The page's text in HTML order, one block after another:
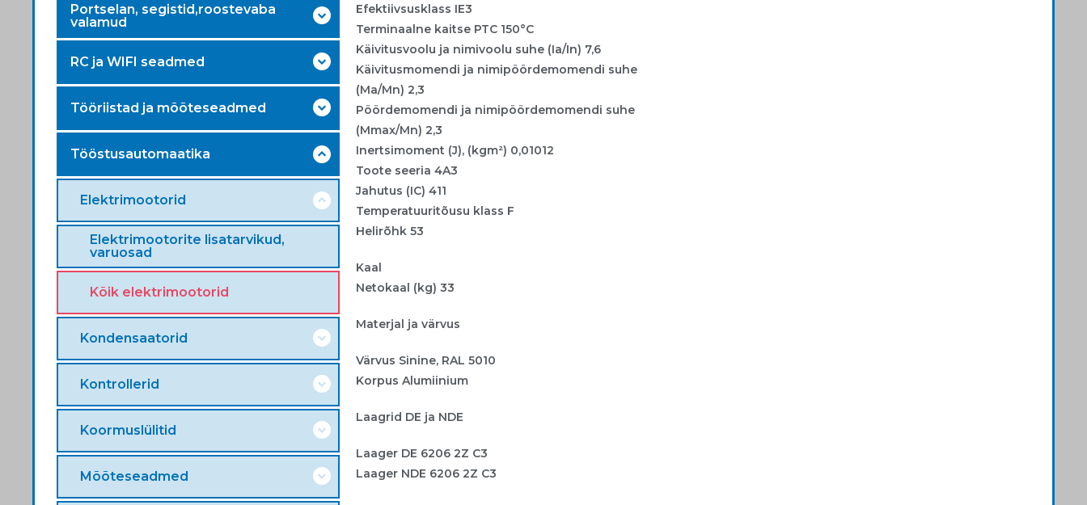
Portselan, segistid,roostevaba
valamud
RC ja WIFI seadmed
Tööriistad ja mõõteseadmed
Tööstusautomaatika
Elektrimootorid
Elektrimootorite lisatarvikud,
varuosad
Kõik elektrimootorid
Kondensaatorid
Kontrollerid
Koormuslülitid
Mõõteseadmed
Efektiivsusklass IE3
Terminaalne kaitse PTC 150°C
Käivitusvoolu ja nimivoolu suhe (Ia/In) 7,6
Käivitusmomendi ja nimipöördemomendi suhe
(Ma/Mn) 2,3
Pöördemomendi ja nimipöördemomendi suhe
(Mmax/Mn) 2,3
Inertsimoment (J), (kgm²) 0,01012
Toote seeria 4A3
Jahutus (IC) 411
Temperatuuritõusu klass F
Helirõhk 53
Kaal
Netokaal (kg) 33
Materjal ja värvus
Värvus Sinine, RAL 5010
Korpus Alumiinium
Laagrid DE ja NDE
Laager DE 6206 2Z C3
Laager NDE 6206 2Z C3